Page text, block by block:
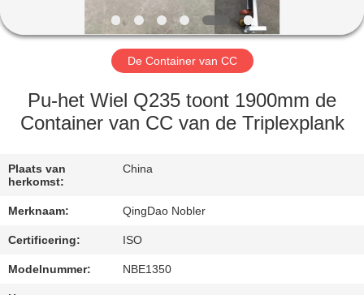
OVER
ONS
FABRIEKSTOCHT
KWALITEITSCONTROLE
NEEM
CONTACT
MET
ONS
De Container van CC
Pu-het Wiel Q235 toont 1900mm de
Container van CC van de Triplexplank
Plaats van
herkomst:
China
Merknaam: QingDao Nobler
Certificering: ISO
Modelnummer: NBE1350